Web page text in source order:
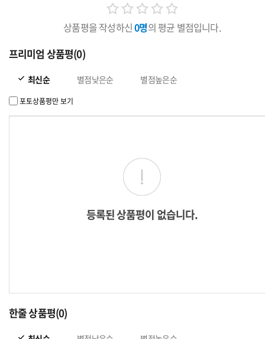
상품평을 작성하신0명의 평균 별점입니다.
프리미엄 상품평(0)
최신순 별점낮은순 별점높은순
포토상품평만 보기
등록된 상품평이 없습니다.
한줄 상품평(0)